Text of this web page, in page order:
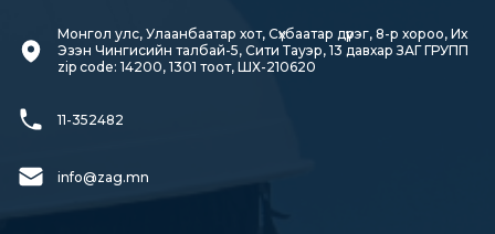
Монгол улс, Улаанбаатар хот, Сүхбаатар дүүрэг, 8-р хороо, Их
Эзэн Чингисийн талбай-5, Сити Тауэр, 13 давхар ЗАГ ГРУПП
zip code: 14200, 1301 тоот, ШХ-210620
11-352482
info@zag.mn